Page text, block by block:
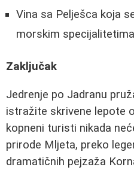
Vina sa Pelješca koja
morskim specijalitetima
Zaključak
Jedrenje po Jadranu
istražite skrivene lepote
kopneni turisti nikada
prirode Mljeta, preko
dramatičnih pejzaža